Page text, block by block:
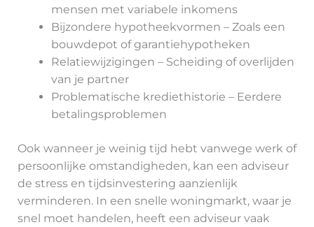
mensen met variabele inkomens
Bijzondere hypotheekvormen – Zoals een
bouwdepot of garantiehypotheken
Relatiewijzigingen – Scheiding of overlijden
van je partner
Problematische krediethistorie – Eerdere
betalingsproblemen
Ook wanneer je weinig tijd hebt vanwege werk of
persoonlijke omstandigheden, kan een adviseur
de stress en tijdsinvestering aanzienlijk
verminderen. In een snelle woningmarkt, waar je
snel moet handelen, heeft een adviseur vaak